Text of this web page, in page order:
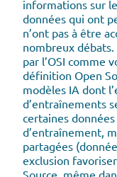
informations sur
données qui ont
n’ont pas à être
nombreux
par l’OSI comme
définition Open
modèles IA dont
d’entraînements
certaines
d’entraînement,
partagées
exclusion
Source, même